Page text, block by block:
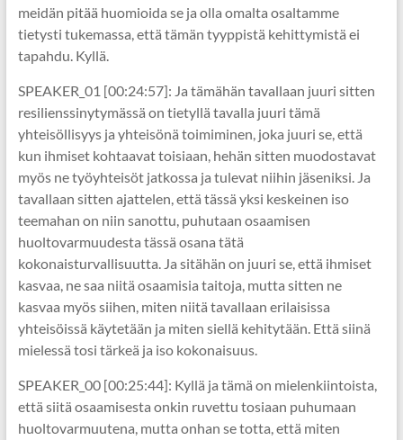
meidän pitää huomioida se ja olla omalta osaltamme
tietysti tukemassa, että tämän tyyppistä kehittymistä ei
tapahdu. Kyllä.
SPEAKER_01 [00:24:57]: Ja tämähän tavallaan juuri sitten
resilienssinytymässä on tietyllä tavalla juuri tämä
yhteisöllisyys ja yhteisönä toimiminen, joka juuri se, että
kun ihmiset kohtaavat toisiaan, hehän sitten muodostavat
myös ne työyhteisöt jatkossa ja tulevat niihin jäseniksi. Ja
tavallaan sitten ajattelen, että tässä yksi keskeinen iso
teemahan on niin sanottu, puhutaan osaamisen
huoltovarmuudesta tässä osana tätä
kokonaisturvallisuutta. Ja sitähän on juuri se, että ihmiset
kasvaa, ne saa niitä osaamisia taitoja, mutta sitten ne
kasvaa myös siihen, miten niitä tavallaan erilaisissa
yhteisöissä käytetään ja miten siellä kehitytään. Että siinä
mielessä tosi tärkeä ja iso kokonaisuus.
SPEAKER_00 [00:25:44]: Kyllä ja tämä on mielenkiintoista,
että siitä osaamisesta onkin ruvettu tosiaan puhumaan
huoltovarmuutena, mutta onhan se totta, että miten